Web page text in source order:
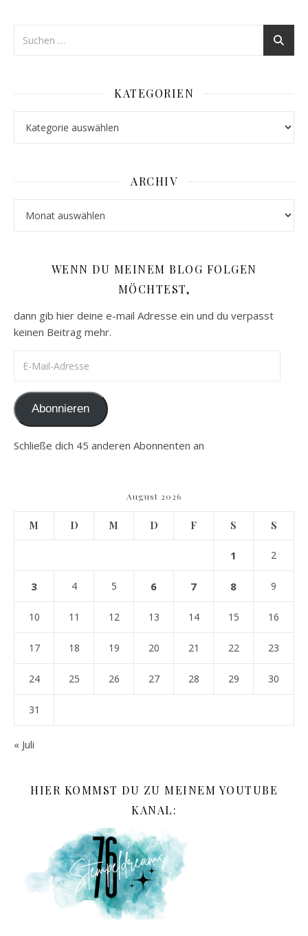
KATEGORIEN
ARCHIV
WENN DU MEINEM BLOG FOLGEN
MÖCHTEST,
dann gib hier deine e-mail Adresse ein und du verpasst
keinen Beitrag mehr.
Abonnieren
Schließe dich 45 anderen Abonnenten an
August 2026
M D M D F S S
1 2
3 4 5 6 7 8 9
10 11 12 13 14 15 16
17 18 19 20 21 22 23
24 25 26 27 28 29 30
31
« Juli
HIER KOMMST DU ZU MEINEM YOUTUBE
KANAL: